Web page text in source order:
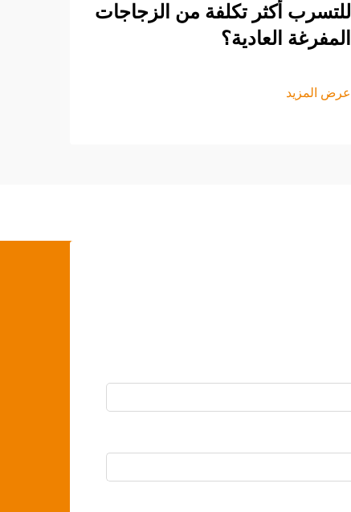
للتسرب أكثر تكلفة من الزجاجات
المفرغة العادية؟
عرض المزيد